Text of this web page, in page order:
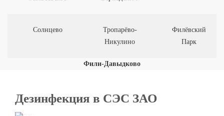
Солнцево
Тропарёво-
Никулино
Филёвский
Парк
Фили-Давыдково
Дезинфекция в СЭС ЗАО